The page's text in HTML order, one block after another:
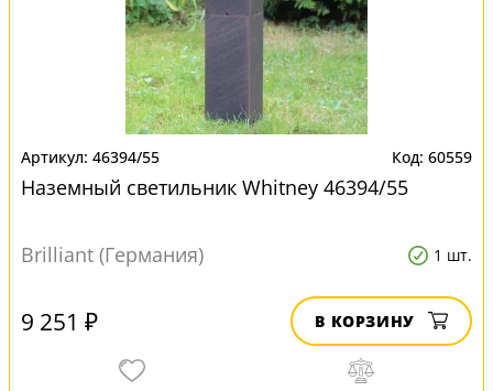
46394/55 60559
Наземный светильник Whitney 46394/55
Brilliant (Германия) 1 шт.
9 251 ₽ В КОРЗИНУ